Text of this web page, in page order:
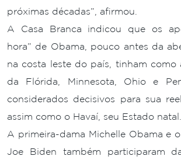
próximas décadas”, afirmou.
A Casa Branca indicou que os
hora” de Obama, pouco antes da
na costa leste do país, tinham como
da Flórida, Minnesota, Ohio e
considerados decisivos para sua
assim como o Havaí, seu Estado natal.
A primeira-dama Michelle Obama e
Joe Biden também participaram